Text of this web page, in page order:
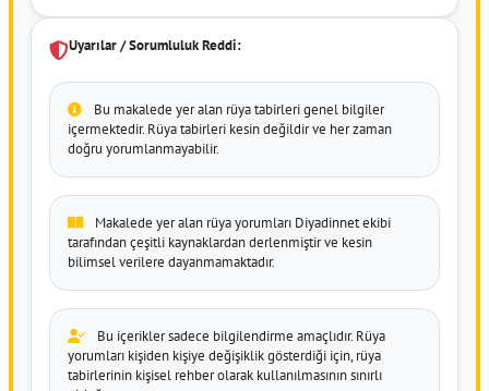
Uyarılar / Sorumluluk Reddi:
Bu makalede yer alan rüya tabirleri genel bilgiler
içermektedir. Rüya tabirleri kesin değildir ve her zaman
doğru yorumlanmayabilir.
Makalede yer alan rüya yorumları Diyadinnet ekibi
tarafından çeşitli kaynaklardan derlenmiştir ve kesin
bilimsel verilere dayanmamaktadır.
Bu içerikler sadece bilgilendirme amaçlıdır. Rüya
yorumları kişiden kişiye değişiklik gösterdiği için, rüya
tabirlerinin kişisel rehber olarak kullanılmasının sınırlı